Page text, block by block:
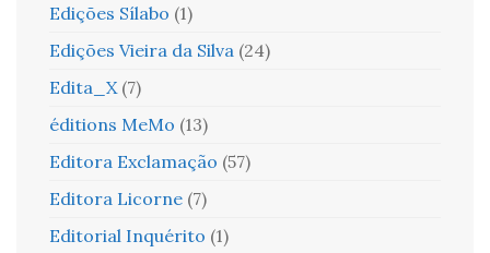
Edições Sílabo (1)
Edições Vieira da Silva (24)
Edita_X (7)
éditions MeMo (13)
Editora Exclamação (57)
Editora Licorne (7)
Editorial Inquérito (1)